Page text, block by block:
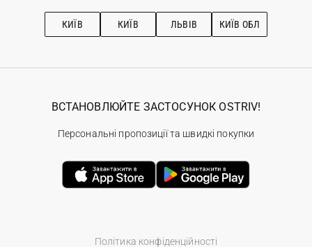
Рекомендації з догляду
КИЇВ КИЇВ ЛЬВІВ КИЇВ ОБЛ
Політика конфіденційності
ВСТАНОВЛЮЙТЕ ЗАСТОСУНОК OSTRIV!
Персональні пропозиції та швидкі покупки